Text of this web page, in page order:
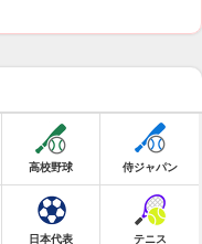
高校野球 侍ジャパン
日本代表 テニス